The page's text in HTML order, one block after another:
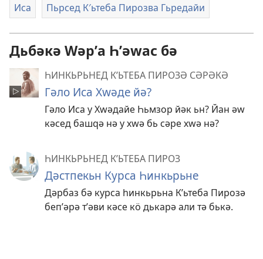
Иса Пьрсед К′ьтеба Пирозва Гьредайи
Дьбәкә Wәрʹа Һʹәwас бә
ҺИНКЬРЬНЕД КʹЬТЕБА ПИРОЗӘ СӘРӘКӘ
Гәло Иса Хԝәде йә?
Гәло Иса у Хԝәдайе Һьмзор йәк ьн? Йан әԝ
кәсед башԛә нә у хԝә бь сәре хԝә нә?
ҺИНКЬРЬНЕД КʹЬТЕБА ПИРОЗ
Дәстпекьн Курса Һинкьрьне
Дәрбаз бә курса һинкьрьна Кʹьтеба Пирозә
бепʹәрә тʹәви кәсе кӧ дькарә али тә бькә.